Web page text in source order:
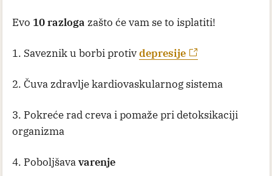
Evo 10 razloga zašto će vam se to isplatiti!
1. Saveznik u borbi protivdepresije
2. Čuva zdravlje kardiovaskularnog sistema
3. Pokreće rad creva i pomaže pri detoksikaciji
organizma
4. Poboljšavavarenje